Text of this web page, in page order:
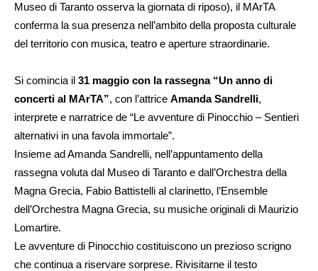
Museo di Taranto osserva la giornata di riposo), il MArTA
conferma la sua presenza nell’ambito della proposta culturale
del territorio con musica, teatro e aperture straordinarie.
Si comincia il 31 maggio con la rassegna “Un anno di
concerti al MArTA”, con l’attrice Amanda Sandrelli,
interprete e narratrice de “Le avventure di Pinocchio – Sentieri
alternativi in una favola immortale”.
Insieme ad Amanda Sandrelli, nell’appuntamento della
rassegna voluta dal Museo di Taranto e dall’Orchestra della
Magna Grecia, Fabio Battistelli al clarinetto, l’Ensemble
dell’Orchestra Magna Grecia, su musiche originali di Maurizio
Lomartire.
Le avventure di Pinocchio costituiscono un prezioso scrigno
che continua a riservare sorprese. Rivisitarne il testo